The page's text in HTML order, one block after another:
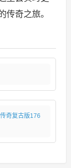
传奇之旅。
奇复古版176